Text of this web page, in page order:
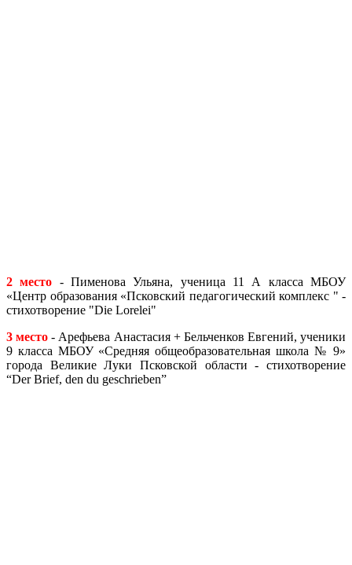
2 место - Пименова Ульяна, ученица 11 А класса МБОУ
«Центр образования «Псковский педагогический комплекс " -
стихотворение "Die Lorelei"
3 место - Арефьева Анастасия + Бельченков Евгений, ученики
9 класса МБОУ «Средняя общеобразовательная школа № 9»
города Великие Луки Псковской области - стихотворение
“Der Brief, den du geschrieben”